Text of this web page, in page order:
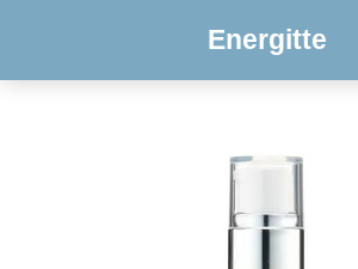
Energitte